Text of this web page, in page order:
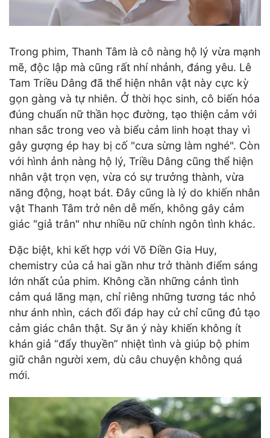
Trong phim, Thanh Tâm là cô nàng hộ lý vừa mạnh
mẽ, độc lập mà cũng rất nhí nhảnh, đáng yêu. Lê
Tam Triều Dâng đã thể hiện nhân vật này cực kỳ
gọn gàng và tự nhiên. Ở thời học sinh, cô biến hóa
đúng chuẩn nữ thần học đường, tạo thiện cảm với
nhan sắc trong veo và biểu cảm linh hoạt thay vì
gây gượng ép hay bị cố "cưa sừng làm nghé". Còn
với hình ảnh nàng hộ lý, Triều Dâng cũng thể hiện
nhân vật trọn vẹn, vừa có sự trưởng thành, vừa
năng động, hoạt bát. Đây cũng là lý do khiến nhân
vật Thanh Tâm trở nên dễ mến, không gây cảm
giác "giả trân" như nhiều nữ chính ngôn tình khác.
Đặc biệt, khi kết hợp với Võ Điền Gia Huy,
chemistry của cả hai gần như trở thành điểm sáng
lớn nhất của phim. Không cần những cảnh tình
cảm quá lãng mạn, chỉ riêng những tương tác nhỏ
như ánh nhìn, cách đối đáp hay cử chỉ cũng đủ tạo
cảm giác chân thật. Sự ăn ý này khiến không ít
khán giả “đẩy thuyền” nhiệt tình và giúp bộ phim
giữ chân người xem, dù câu chuyện không quá
mới.